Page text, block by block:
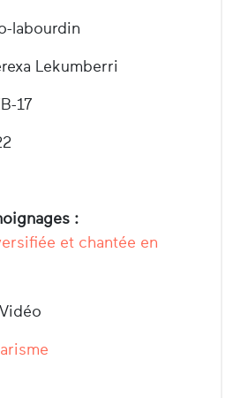
labourdin
Lekumberri
17
:
et chantée en
Vidéo